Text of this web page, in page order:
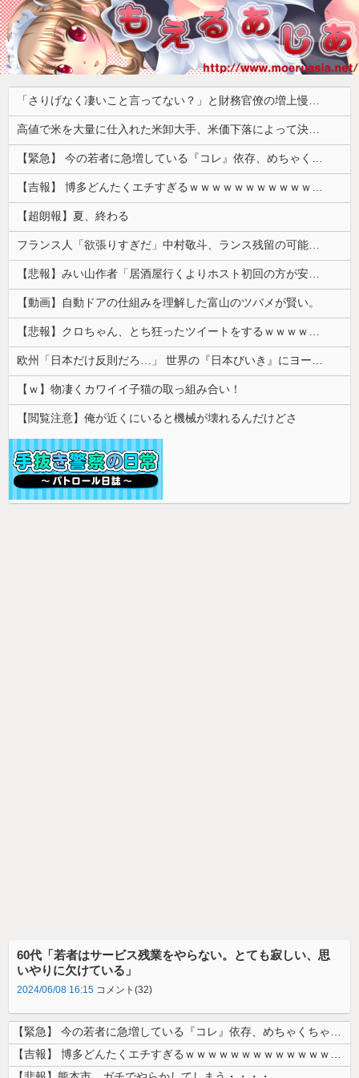
「さりげなく凄いこと言ってない？」と財務官僚の増上慢っぷりに衝撃を受ける人が続出、なぜ官僚にすぎない財務省が……
高値で米を大量に仕入れた米卸大手、米価下落によって決算が凄まじいことになっている模様
【緊急】 今の若者に急増している『コレ』依存、めちゃくちゃ深刻な模様w w w w w w w w w w
【吉報】 博多どんたくエチすぎるｗｗｗｗｗｗｗｗｗｗｗｗｗｗｗ
【超朗報】夏、終わる
フランス人「欲張りすぎだ」中村敬斗、ランス残留の可能性を会長が示唆！移籍金が交渉の壁に..現地サポの本音がこれ！【海外の反応】
【悲報】みい山作者「居酒屋行くよりホスト初回の方が安くてチヤホヤされる」
【動画】自動ドアの仕組みを理解した富山のツバメが賢い。
【悲報】クロちゃん、とち狂ったツイートをするｗｗｗｗｗｗｗ
欧州「日本だけ反則だろ…」 世界の『日本びいき』にヨーロッパ全土から不満の声
【ｗ】物凄くカワイイ子猫の取っ組み合い！
【閲覧注意】俺が近くにいると機械が壊れるんだけどさ
60代「若者はサービス残業をやらない。とても寂しい、思
いやりに欠けている」
2024/06/08 16:15 コメント(32)
【緊急】 今の若者に急増している『コレ』依存、めちゃくちゃ深刻な模様w...
【吉報】 博多どんたくエチすぎるｗｗｗｗｗｗｗｗｗｗｗｗｗｗｗ